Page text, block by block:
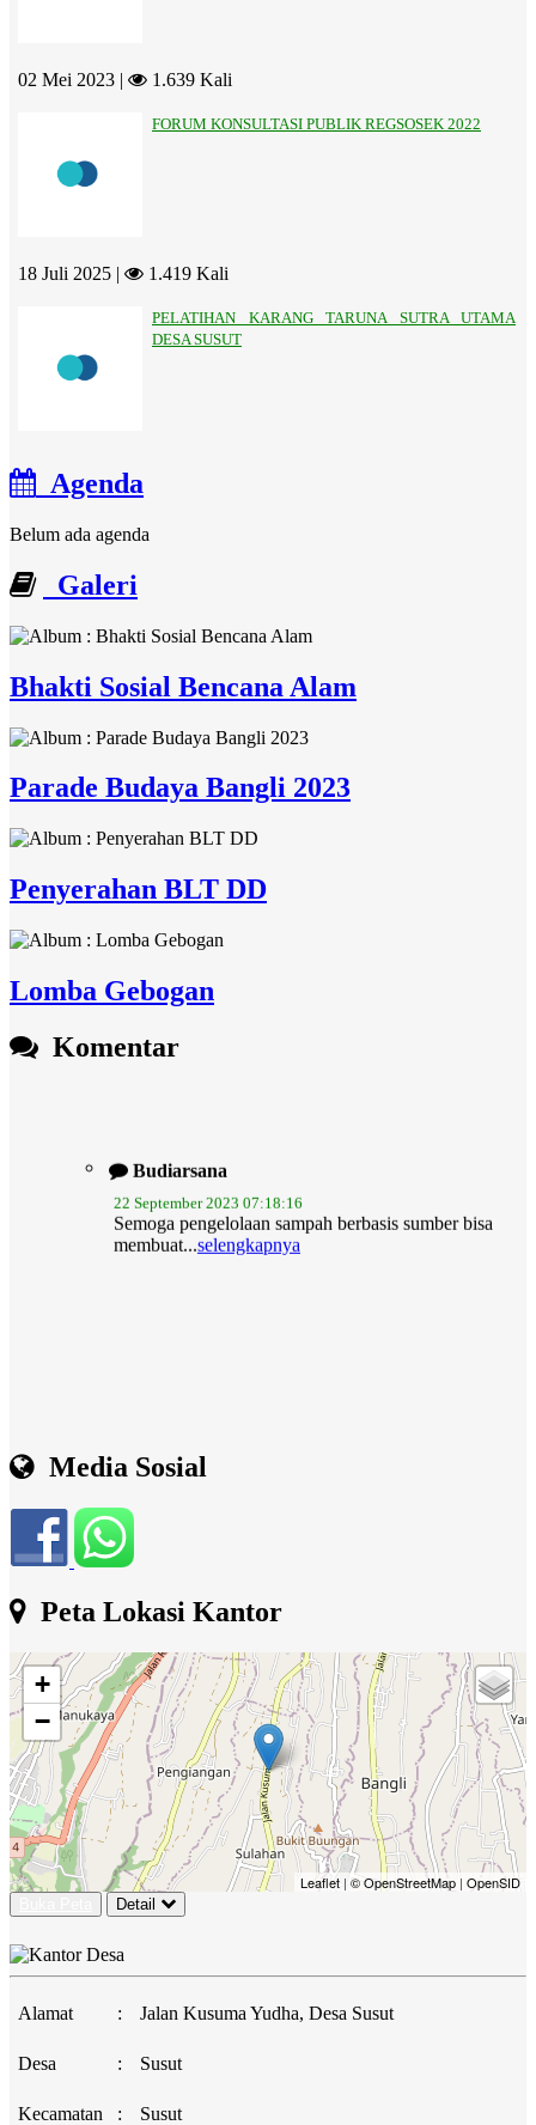
02 Mei 2023 | 1.639 Kali
FORUM KONSULTASI PUBLIK REGSOSEK 2022
18 Juli 2025 | 1.419 Kali
PELATIHAN KARANG TARUNA SUTRA UTAMA
DESA SUSUT
Agenda
Belum ada agenda
Galeri
Bhakti Sosial Bencana Alam
Parade Budaya Bangli 2023
Penyerahan BLT DD
Lomba Gebogan
Komentar
22 September 2023 07:18:16
Semoga pengelolaan sampah berbasis sumber bisa
membuat...selengkapnya
Media Sosial
Peta Lokasi Kantor
+
−
Leaflet |© OpenStreetMap | OpenSID
Detail
Alamat : Jalan Kusuma Yudha, Desa Susut
Desa : Susut
Kecamatan : Susut